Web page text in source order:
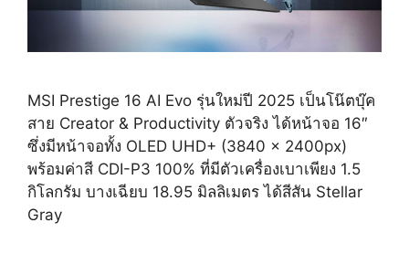
MSI Prestige 16 AI Evo รุ่นใหม่ปี 2025 เป็นโน๊ตบุ๊ค
สาย Creator & Productivity ตัวจริง ได้หน้าจอ 16″
ซึ่งมีหน้าจอทั้ง OLED UHD+ (3840 x 2400px)
พร้อมค่าสี CDI-P3 100% ที่มีตัวเครื่องเบาเพียง 1.5
กิโลกรัม บางเฉียบ 18.95 มิลลิเมตร ได้สีสัน Stellar
Gray